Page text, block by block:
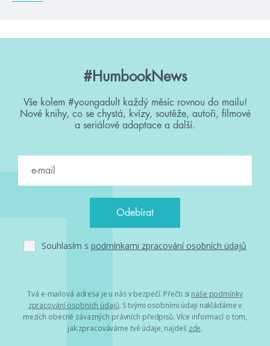
#HumbookNews
Vše kolem #youngadult každý měsíc rovnou do mailu!
Nové knihy, co se chystá, kvízy, soutěže, autoři, filmové
a seriálové adaptace a další.
Souhlasím s podmínkami zpracování osobních údajů
Tvá e-mailová adresa je u nás v bezpečí. Přečti si naše podmínky
zpracování osobních údajů. S tvými osobními údaji nakládáme v
mezích obecně závazných právních předpisů. Více informací o tom,
jak zpracováváme tvé údaje, najdeš zde.